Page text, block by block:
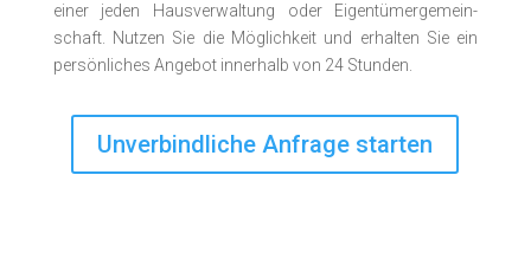
einer jeden Haus­­ver­waltung oder Eigen­tümer­­gemein­
schaft. Nutzen Sie die Möglichkeit und erhalten Sie ein
persönliches Angebot innerhalb von 24 Stunden.
Unverbindliche Anfrage starten